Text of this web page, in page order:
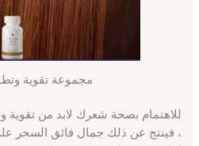
مجموعة تقوية
للاهتمام بصحة شعرك لابد من
، فينتج عن ذلك جمال فائق السحر